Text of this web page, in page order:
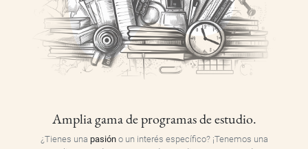
Amplia gama de programas de estudio.
¿Tienes una pasióno un interés específico? ¡Tenemos una